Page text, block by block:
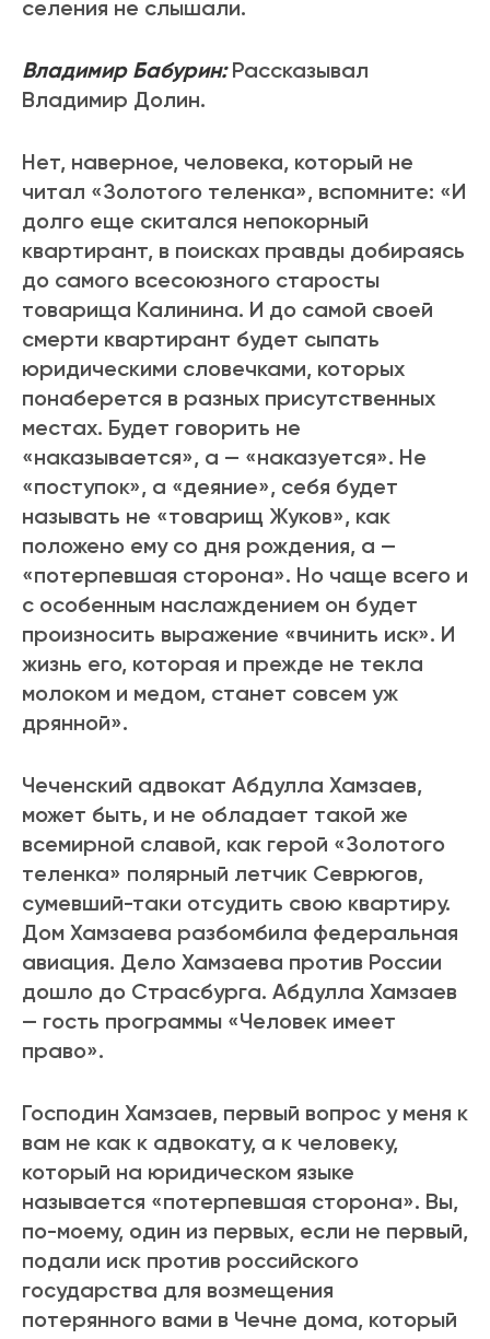
селения не слышали.
Владимир Бабурин:Рассказывал
Владимир Долин.
Нет, наверное, человека, который не
читал «Золотого теленка», вспомните: «И
долго еще скитался непокорный
квартирант, в поисках правды добираясь
до самого всесоюзного старосты
товарища Калинина. И до самой своей
смерти квартирант будет сыпать
юридическими словечками, которых
понаберется в разных присутственных
местах. Будет говорить не
«наказывается», а — «наказуется». Не
«поступок», а «деяние», себя будет
называть не «товарищ Жуков», как
положено ему со дня рождения, а —
«потерпевшая сторона». Но чаще всего и
с особенным наслаждением он будет
произносить выражение «вчинить иск». И
жизнь его, которая и прежде не текла
молоком и медом, станет совсем уж
дрянной».
Чеченский адвокат Абдулла Хамзаев,
может быть, и не обладает такой же
всемирной славой, как герой «Золотого
теленка» полярный летчик Севрюгов,
сумевший-таки отсудить свою квартиру.
Дом Хамзаева разбомбила федеральная
авиация. Дело Хамзаева против России
дошло до Страсбурга. Абдулла Хамзаев
— гость программы «Человек имеет
право».
Господин Хамзаев, первый вопрос у меня к
вам не как к адвокату, а к человеку,
который на юридическом языке
называется «потерпевшая сторона». Вы,
по-моему, один из первых, если не первый,
подали иск против российского
государства для возмещения
потерянного вами в Чечне дома, который